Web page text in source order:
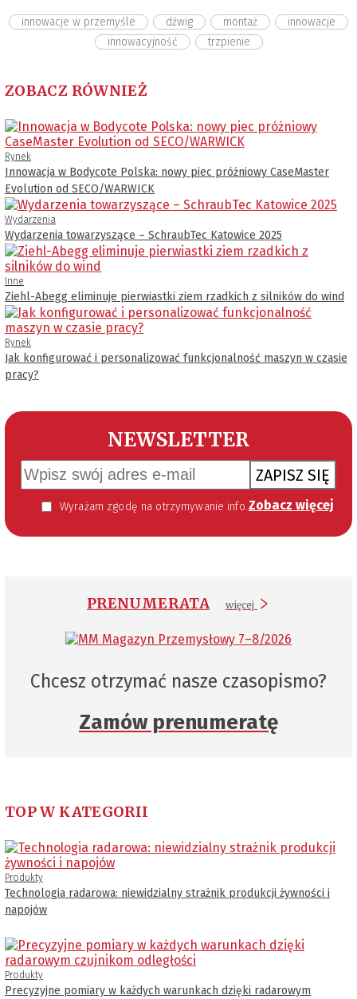
innowacje w przemyśle dźwig montaż
innowacje
innowacyjność
trzpienie
ZOBACZ RÓWNIEŻ
Rynek
Innowacja w Bodycote Polska: nowy piec próżniowy CaseMaster
Evolution od SECO/WARWICK
Wydarzenia
Wydarzenia towarzyszące – SchraubTec Katowice 2025
Inne
Ziehl-Abegg eliminuje pierwiastki ziem rzadkich z silników do wind
Rynek
Jak konfigurować i personalizować funkcjonalność maszyn w czasie
pracy?
NEWSLETTER
ZAPISZ SIĘ
Wyrażam zgodę na otrzymywanie informacji handlowej kierowanej do mnie za pomocą środków komunikacji elektronicznej w szczególności poczty elektronicznej zgodnie z przepisem art. 10 ust 2 ustawy z dnia 18 lipca 2002 roku o świadczeniu usług drogą elektroniczną (Dz. U. 144 z 2002 r. poz. 1204). Zgoda jest dobrowolna, jednak jej wyrażenie jest konieczne, aby otrzymywać newsletter. Zobacz więcej
PRENUMERATA więcej
Chcesz otrzymać nasze czasopismo?
Zamów prenumeratę
TOP W KATEGORII
Produkty
Technologia radarowa: niewidzialny strażnik produkcji żywności i
napojów
Produkty
Precyzyjne pomiary w każdych warunkach dzięki radarowym